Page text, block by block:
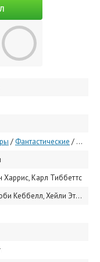
/Фантастические /
Харрис, Карл Тиббеттс
Рассел, Келли Макдоналд, Гугу Эмбата-Ро, Маккензи Дэвис, Джесси Племонс, Анджана Васан